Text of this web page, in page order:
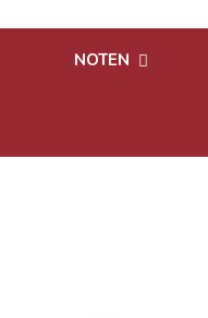
NOTEN
Ongebrande noten